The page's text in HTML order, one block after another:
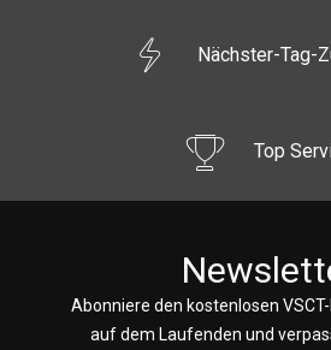
Nächster-Tag-
Top
Abonniere den kostenlosen
auf dem Laufenden und